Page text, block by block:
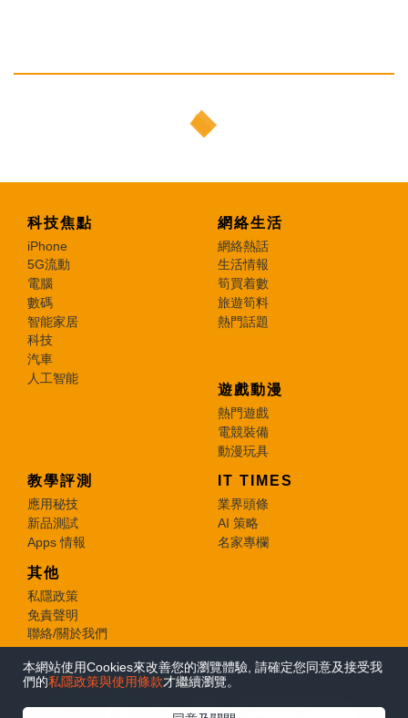
本網站使用Cookies來改善您的瀏覽體驗, 請確定您同意及接受我
們的私隱政策與使用條款才繼續瀏覽。
科技焦點
iPhone
5G流動
電腦
數碼
智能家居
科技
汽車
人工智能
網絡生活
網絡熱話
生活情報
筍買着數
旅遊筍料
熱門話題
遊戲動漫
熱門遊戲
電競裝備
動漫玩具
教學評測
應用秘技
新品測試
Apps 情報
IT TIMES
業界頭條
AI 策略
名家專欄
其他
私隱政策
免責聲明
聯絡/關於我們
© 2026 e-zone. All Rights Reserved.